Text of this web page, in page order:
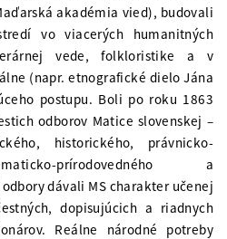
akadémia vied), budovali
vo viacerých humanitných
vede, folkloristike a v
(napr. etnografické dielo Jána
postupu. Boli po roku 1863
odborov Matice slovenskej –
historického, právnicko-
prírodovedného a
dávali MS charakter učenej
dopisujúcich a riadnych
Reálne národné potreby